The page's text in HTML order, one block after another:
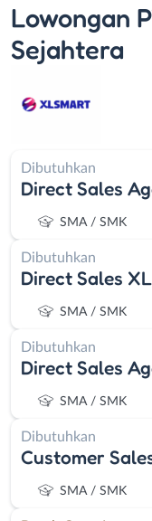
Lowongan
Sejahtera
Dibutuhkan
Direct Sales
SMA / SMK
Dibutuhkan
Direct Sales
SMA / SMK
Dibutuhkan
Direct Sales
SMA / SMK
Dibutuhkan
Customer
SMA / SMK